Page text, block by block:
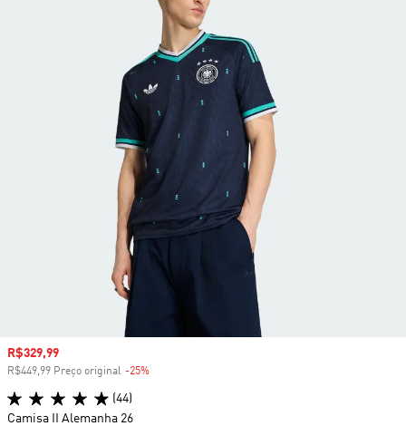
Preço com desconto
R$329,99
R$449,99 Preço original -25%
(44)
Camisa II Alemanha 26